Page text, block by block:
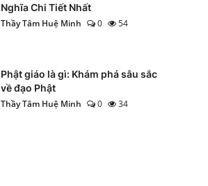
Nghĩa Chi Tiết Nhất
Thầy Tâm Huệ Minh
0 54
Phật giáo là gì: Khám phá sâu sắc
về đạo Phật
Thầy Tâm Huệ Minh
0 34